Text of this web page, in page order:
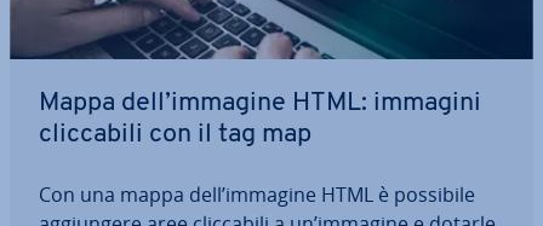
Mappa dell’immagine HTML: immagini
clic­ca­bi­li con il tag map
Con una mappa dell’immagine HTML è possibile